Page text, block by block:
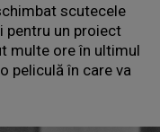
scutecele
pentru un proiect
multe ore în ultimul
peliculă în care va